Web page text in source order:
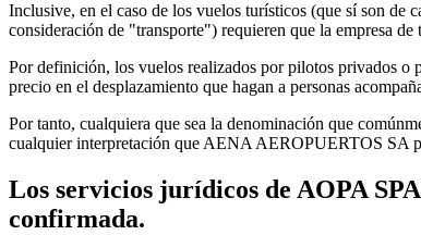
Inclusive, en el caso de los vuelos turísticos (que sí son de
consideración de "transporte") requieren que la empresa
Por definición, los vuelos realizados por pilotos privados o
precio en el desplazamiento que hagan a personas
Por tanto, cualquiera que sea la denominación que
cualquier interpretación que AENA AEROPUERTOS SA
Los servicios jurídicos de AOPA
confirmada.